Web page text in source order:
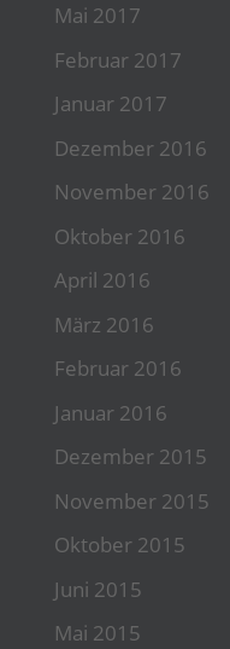
Mai 2017
Februar 2017
Januar 2017
Dezember 2016
November 2016
Oktober 2016
April 2016
März 2016
Februar 2016
Januar 2016
Dezember 2015
November 2015
Oktober 2015
Juni 2015
Mai 2015